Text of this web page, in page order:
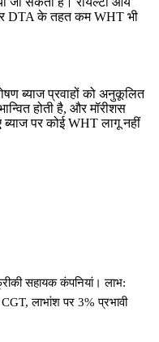
DTA के तहत कम WHT भी
ब्याज प्रवाहों को अनुकूलित
होती है, और मॉरीशस
ब्याज पर कोई WHT लागू नहीं
सहायक कंपनियां। लाभ:
लाभांश पर 3% प्रभावी